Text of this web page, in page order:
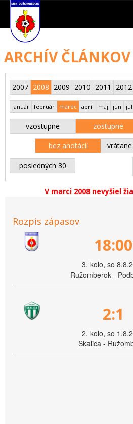
ARCHÍV ČLÁNKOV
2007 2008 2009 2010 2011 2012
január február marec apríl máj jún júl
vzostupne zostupne
bez anotácií
posledných 30
V marci 2008 nevyšiel
Rozpis zápasov
18:00
3. kolo, so
Ružomberok -
2:1
2. kolo, so
Skalica -